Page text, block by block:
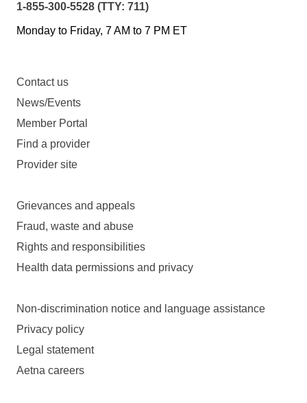
1-855-300-5528 (TTY: 711)
Monday to Friday, 7 AM to 7 PM ET
Contact us
News/Events
Member Portal
Find a provider
Provider site
Grievances and appeals
Fraud, waste and abuse
Rights and responsibilities
Health data permissions and privacy
Non-discrimination notice and language assistance
Privacy policy
Legal statement
Aetna careers